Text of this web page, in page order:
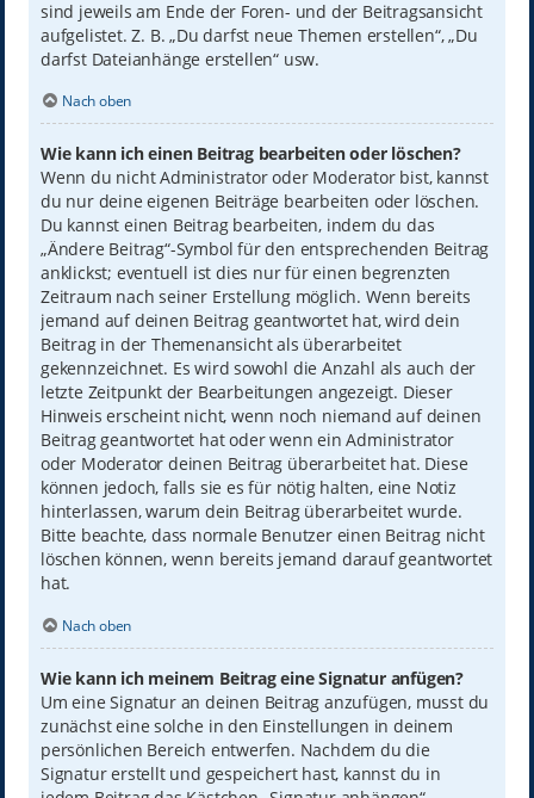
sind jeweils am Ende der Foren- und der Beitragsansicht
aufgelistet. Z. B. „Du darfst neue Themen erstellen“, „Du
darfst Dateianhänge erstellen“ usw.
Nach oben
Wie kann ich einen Beitrag bearbeiten oder löschen?
Wenn du nicht Administrator oder Moderator bist, kannst
du nur deine eigenen Beiträge bearbeiten oder löschen.
Du kannst einen Beitrag bearbeiten, indem du das
„Ändere Beitrag“-Symbol für den entsprechenden Beitrag
anklickst; eventuell ist dies nur für einen begrenzten
Zeitraum nach seiner Erstellung möglich. Wenn bereits
jemand auf deinen Beitrag geantwortet hat, wird dein
Beitrag in der Themenansicht als überarbeitet
gekennzeichnet. Es wird sowohl die Anzahl als auch der
letzte Zeitpunkt der Bearbeitungen angezeigt. Dieser
Hinweis erscheint nicht, wenn noch niemand auf deinen
Beitrag geantwortet hat oder wenn ein Administrator
oder Moderator deinen Beitrag überarbeitet hat. Diese
können jedoch, falls sie es für nötig halten, eine Notiz
hinterlassen, warum dein Beitrag überarbeitet wurde.
Bitte beachte, dass normale Benutzer einen Beitrag nicht
löschen können, wenn bereits jemand darauf geantwortet
hat.
Nach oben
Wie kann ich meinem Beitrag eine Signatur anfügen?
Um eine Signatur an deinen Beitrag anzufügen, musst du
zunächst eine solche in den Einstellungen in deinem
persönlichen Bereich entwerfen. Nachdem du die
Signatur erstellt und gespeichert hast, kannst du in